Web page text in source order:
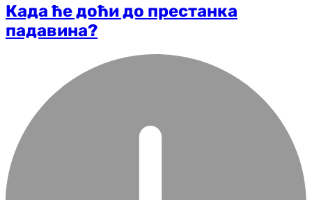
Када ће доћи до престанка
падавина?